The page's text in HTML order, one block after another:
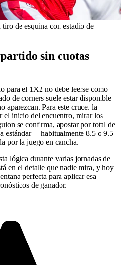
de esquina con estadio de
sin cuotas
para el 1X2 no debe leerse como
de corners suele estar disponible
aparezcan. Para este cruce, la
el inicio del encuentro, mirar los
se confirma, apostar por total de
estándar —habitualmente 8.5 o 9.5
por la juego en cancha.
lógica durante varias jornadas de
en el detalle que nadie mira, y hoy
perfecta para aplicar esa
de ganador.